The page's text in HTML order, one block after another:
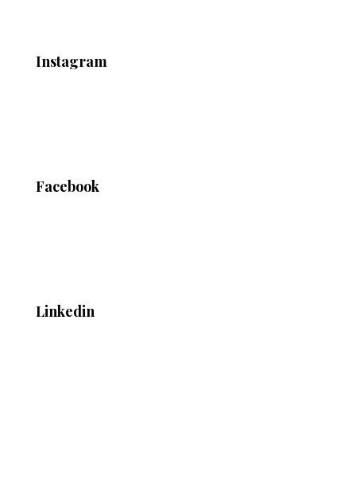
Instagram
Facebook
Linkedin